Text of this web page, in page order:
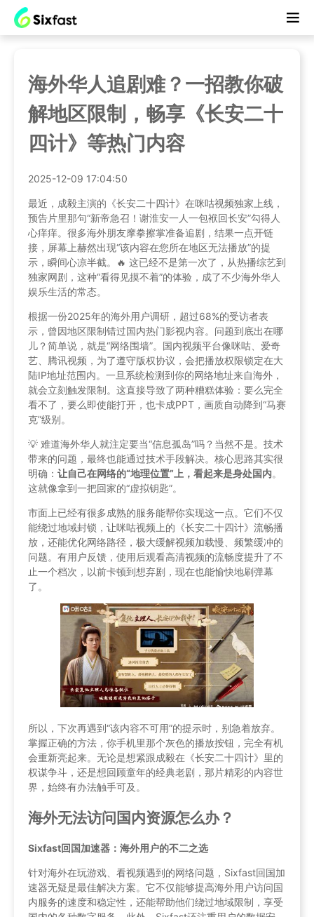
海外华人追剧难？一招教你破
解地区限制，畅享《长安二十
四计》等热门内容
2025-12-09 17:04:50
最近，成毅主演的《长安二十四计》在咪咕视频独家上线，
预告片里那句“新帝急召！谢淮安一人一包袱回长安”勾得人
心痒痒。很多海外朋友摩拳擦掌准备追剧，结果一点开链
接，屏幕上赫然出现“该内容在您所在地区无法播放”的提
示，瞬间心凉半截。🔥 这已经不是第一次了，从热播综艺到
独家网剧，这种“看得见摸不着”的体验，成了不少海外华人
娱乐生活的常态。
根据一份2025年的海外用户调研，超过68%的受访者表
示，曾因地区限制错过国内热门影视内容。问题到底出在哪
儿？简单说，就是“网络围墙”。国内视频平台像咪咕、爱奇
艺、腾讯视频，为了遵守版权协议，会把播放权限锁定在大
陆IP地址范围内。一旦系统检测到你的网络地址来自海外，
就会立刻触发限制。这直接导致了两种糟糕体验：要么完全
看不了，要么即使能打开，也卡成PPT，画质自动降到“马赛
克”级别。
💡 难道海外华人就注定要当“信息孤岛”吗？当然不是。技术
带来的问题，最终也能通过技术手段解决。核心思路其实很
明确： 让自己在网络的“地理位置”上，看起来是身处国内。
这就像拿到一把回家的“虚拟钥匙”。
市面上已经有很多成熟的服务能帮你实现这一点。它们不仅
能绕过地域封锁，让咪咕视频上的《长安二十四计》流畅播
放，还能优化网络路径，极大缓解视频加载慢、频繁缓冲的
问题。有用户反馈，使用后观看高清视频的流畅度提升了不
止一个档次，以前卡顿到想弃剧，现在也能愉快地刷弹幕
了。
所以，下次再遇到“该内容不可用”的提示时，别急着放弃。
掌握正确的方法，你手机里那个灰色的播放按钮，完全有机
会重新亮起来。无论是想紧跟成毅在《长安二十四计》里的
权谋争斗，还是想回顾童年的经典老剧，那片精彩的内容世
界，始终有办法触手可及。
海外无法访问国内资源怎么办？
Sixfast回国加速器：海外用户的不二之选
针对海外在玩游戏、看视频遇到的网络问题，Sixfast回国加
速器无疑是最佳解决方案。它不仅能够提高海外用户访问国
内服务的速度和稳定性，还能帮助他们绕过地域限制，享受